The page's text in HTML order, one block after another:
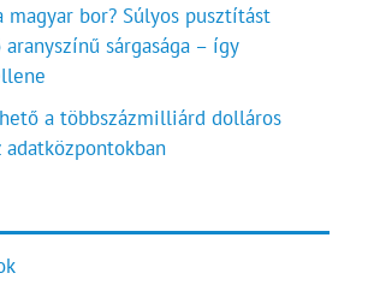
magyar bor? Súlyos pusztítást
sárgasága – így
a többszázmilliárd dolláros